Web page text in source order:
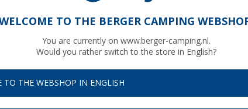
€
TO THE BERGER CAMPING
You are currently on www.berger-camping.nl.
Would you rather switch to the store in English?
TO THE WEBSHOP IN ENGLISH